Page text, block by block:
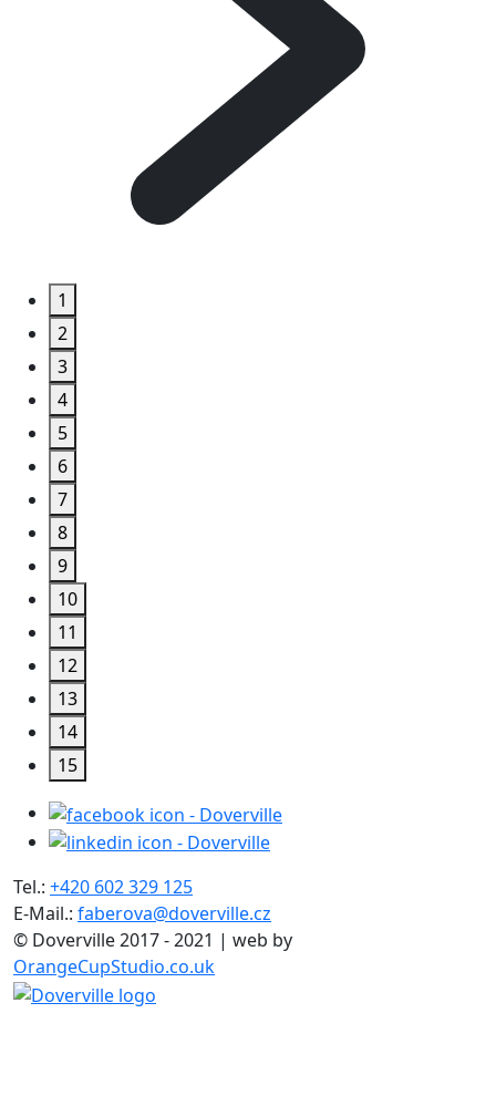
1
2
3
4
5
6
7
8
9
10
11
12
13
14
15
Tel.: +420 602 329 125
E-Mail.: faberova@doverville.cz
© Doverville 2017 - 2021 | web by
OrangeCupStudio.co.uk